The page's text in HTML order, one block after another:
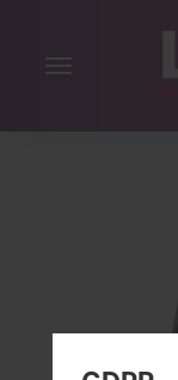
Включить